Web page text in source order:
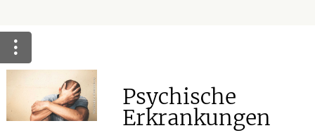
Ratgeber
Krankheiten & Therapie
WELLNESS
Psychische
Erkrankungen